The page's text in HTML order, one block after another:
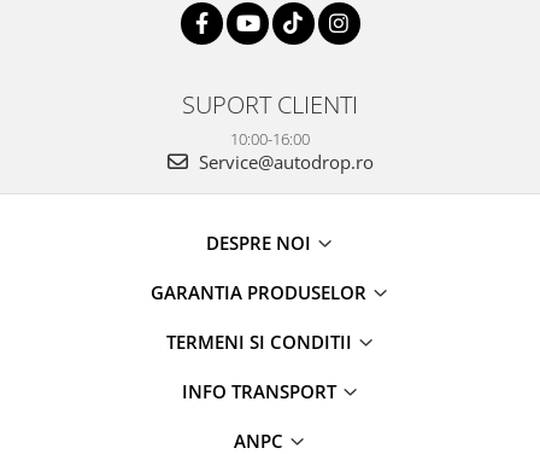
Rame adaptoare Volvo
Rame adaptoare Honda
Rame Adaptoare Porsche
SUPORT CLIENTI
10:00-16:00
Service@autodrop.ro
DESPRE NOI
GARANTIA PRODUSELOR
TERMENI SI CONDITII
INFO TRANSPORT
ANPC